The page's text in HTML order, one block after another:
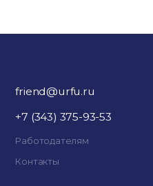
friend@urfu.ru
+7 (343) 375-93-53
Работодателям
Контакты